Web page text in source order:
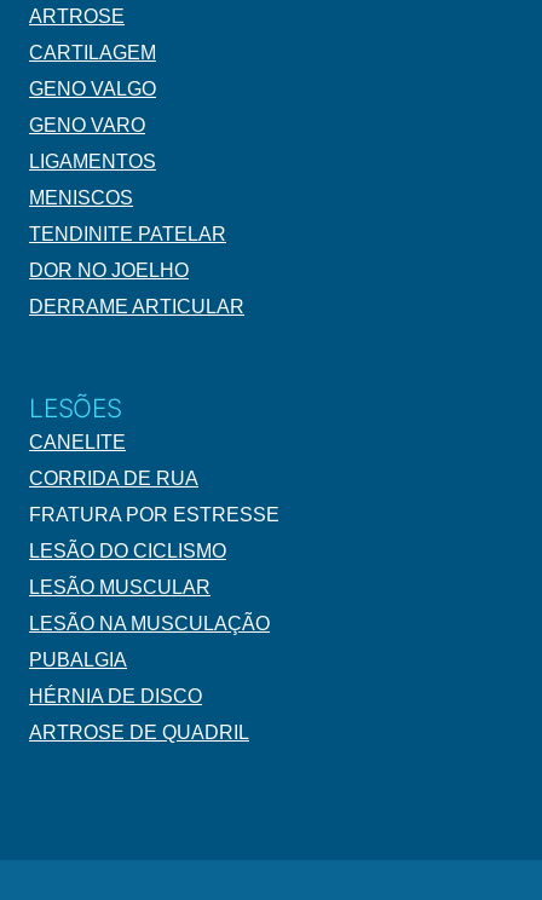
ARTROSE
CARTILAGEM
GENO VALGO
GENO VARO
LIGAMENTOS
MENISCOS
TENDINITE PATELAR
DOR NO JOELHO
DERRAME ARTICULAR
LESÕES
CANELITE
CORRIDA DE RUA
FRATURA POR ESTRESSE
LESÃO DO CICLISMO
LESÃO MUSCULAR
LESÃO NA MUSCULAÇÃO
PUBALGIA
HÉRNIA DE DISCO
ARTROSE DE QUADRIL